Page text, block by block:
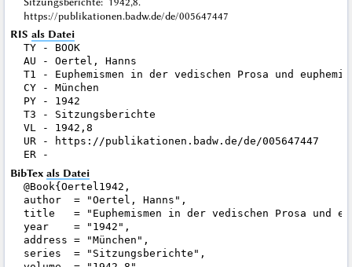
https://publikationen.badw.de/de/005647447
RIS als Datei
TY - BOOK
AU - Oertel, Hanns
T1 - Euphemismen in der vedischen Prosa und
CY - München
PY - 1942
T3 - Sitzungsberichte
VL - 1942,8
UR - https://publikationen.badw.de/de/005647447
BibTex als Datei
@Book{Oertel1942,
author  = "Oertel, Hanns",
title   = "Euphemismen in der vedischen Prosa und
year    = "1942",
address = "München",
series  = "Sitzungsberichte",